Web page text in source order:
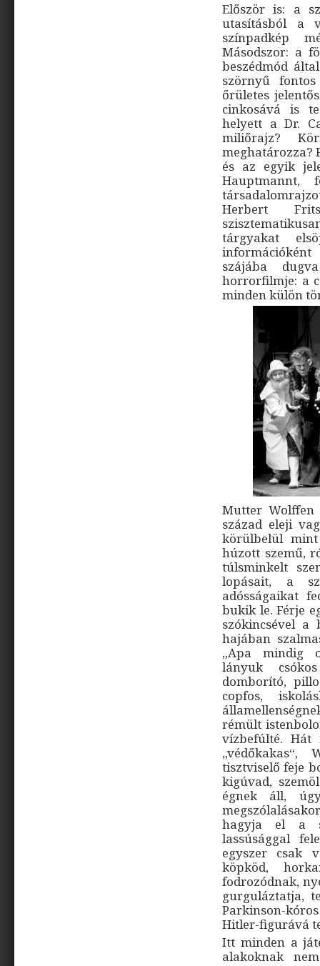
Először is: a
utasításból a
színpadkép
Másodszor: a
beszédmód
szörnyű
őrületes
cinkosává is
helyett a Dr.
miliőrajz?
meghatározza?
és az egyik
Hauptmannt,
Herbert
tárgyakat
információként
szájába
horrorfilmje: a
minden külön
Mutter Wolffen
század eleji
körülbelül
húzott szemű,
túlsminkelt
lopásait, a
adósságaikat
bukik le. Férje
szókincsével a
hajában
„Apa mindig
lányuk
domborító,
copfos,
rémült
vízbefúlté.
„védőkakas“,
tisztviselő feje
kigúvad,
égnek áll,
hagyja el a
lassúsággal
egyszer csak
köpköd,
fodrozódnak,
gurguláztatja,
Parkinson-
Hitler-figurává
Itt minden a
alakoknak